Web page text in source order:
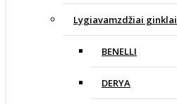
Lygiavamzdžiai ginklai
BENELLI
DERYA